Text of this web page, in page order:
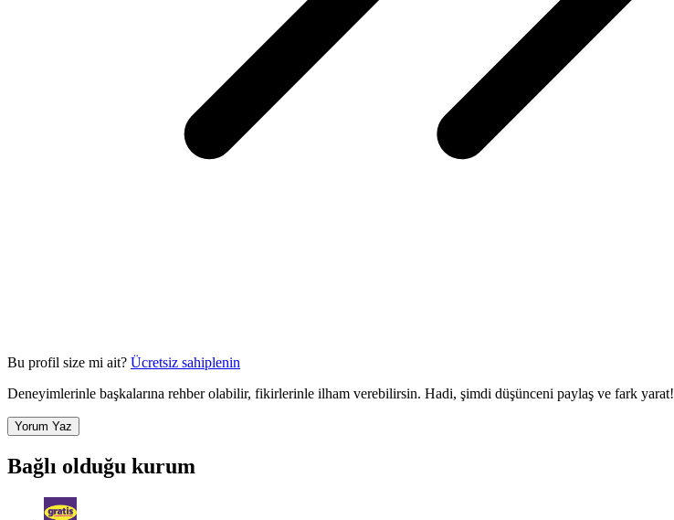
Bu profil size mi ait? Ücretsiz sahiplenin
Deneyimlerinle başkalarına rehber olabilir, fikirlerinle ilham verebilirsin. Hadi, şimdi düşünceni paylaş ve fark yarat!
Yorum Yaz
Bağlı olduğu kurum